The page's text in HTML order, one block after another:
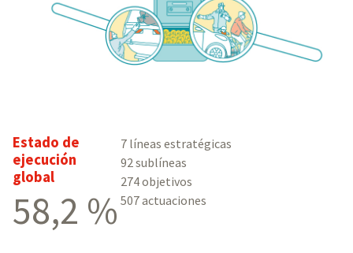
Estado de
ejecución
global
58,2 %
7 líneas estratégicas
92 sublíneas
274 objetivos
507 actuaciones